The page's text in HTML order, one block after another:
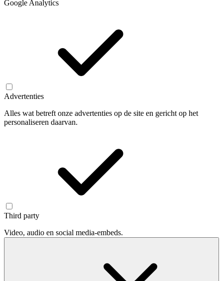
Google Analytics
Advertenties
Alles wat betreft onze advertenties op de site en gericht op het
personaliseren daarvan.
Third party
Video, audio en social media-embeds.